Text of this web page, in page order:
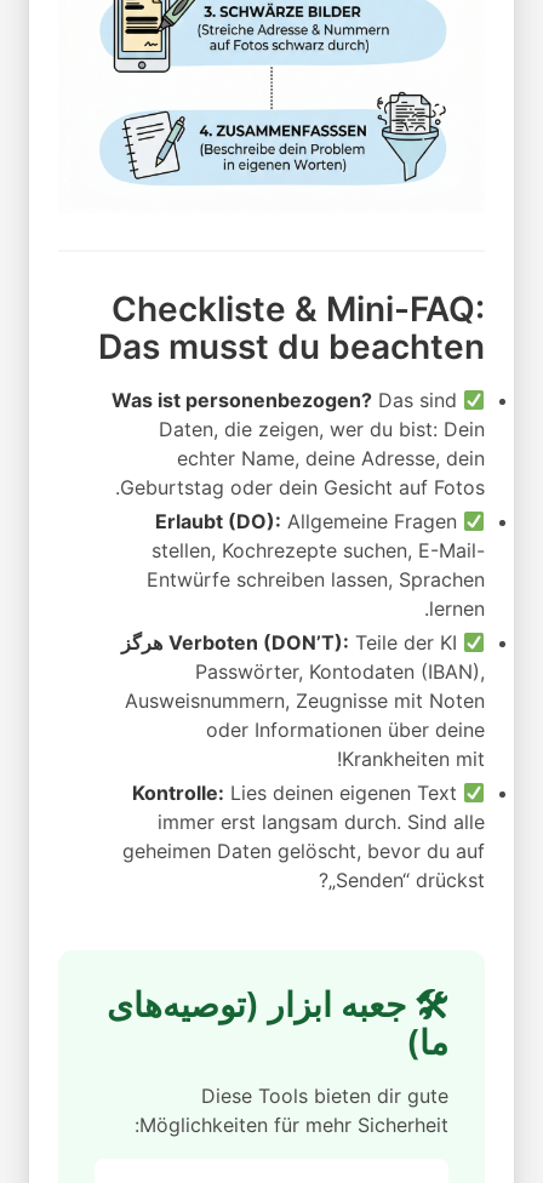
Checkliste & Mini-FAQ:
Das musst du beachten
Was ist personenbezogen?Das sind
Daten, die zeigen, wer du bist: Dein
echter Name, deine Adresse, dein
Geburtstag oder dein Gesicht auf Fotos.
Erlaubt (DO):Allgemeine Fragen
stellen, Kochrezepte suchen, E-Mail-
Entwürfe schreiben lassen, Sprachen
lernen.
Verboten (DON’T):Teile der KI
هرگز
Passwörter, Kontodaten (IBAN),
Ausweisnummern, Zeugnisse mit Noten
oder Informationen über deine
Krankheiten mit!
Kontrolle:Lies deinen eigenen Text
immer erst langsam durch. Sind alle
geheimen Daten gelöscht, bevor du auf
„Senden“ drückst?
🛠 جعبه ابزار (توصیه‌های
ما)
Diese Tools bieten dir gute
Möglichkeiten für mehr Sicherheit: